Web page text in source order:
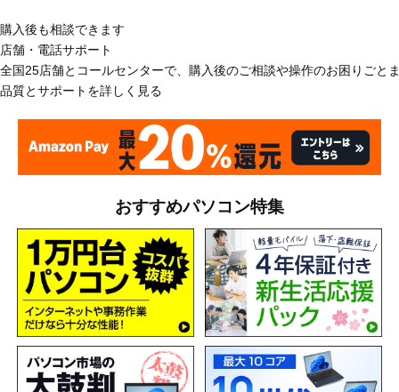
購入後も相談できます
店舗・電話サポート
全国25店舗とコールセンターで、購入後のご相談や操作のお困りごと
品質とサポートを詳しく見る
おすすめパソコン特集